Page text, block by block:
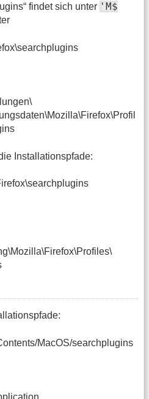
findet sich unter 'M$
Installationspfade:
MacOS/searchplugins